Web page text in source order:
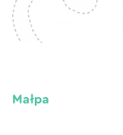
Małpa